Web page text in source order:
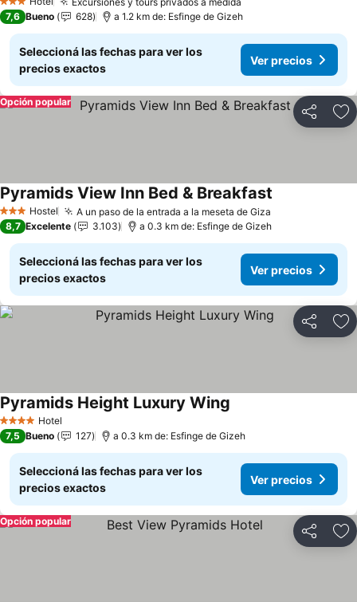
3 Estrellas
7,6 Bueno 628 a 1.2 km de: Esfinge de Gizeh
Seleccioná las fechas para ver los
precios exactos
Ver precios
Compartir
Opción popular
3 EstrellasHostel A un paso de la entrada a la meseta de Giza
Pyramids View Inn Bed & Breakfast
8,7 Excelente 3.103 a 0.3 km de: Esfinge de Gizeh
Seleccioná las fechas para ver los
precios exactos
Ver precios
Compartir
4 EstrellasHotel
Pyramids Height Luxury Wing
7,5 Bueno 127 a 0.3 km de: Esfinge de Gizeh
Seleccioná las fechas para ver los
precios exactos
Ver precios
Compartir
Opción popular